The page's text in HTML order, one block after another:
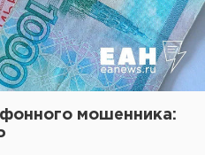
мошенника: